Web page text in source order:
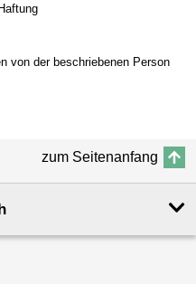
von der beschriebenen Person
zum Seitenanfang